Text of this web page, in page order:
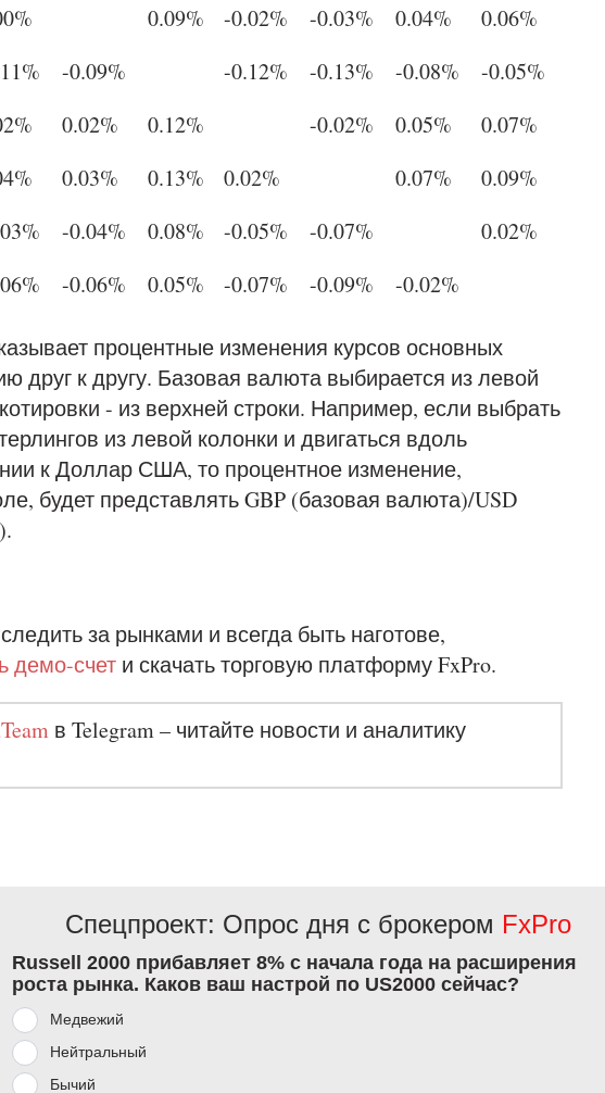
0.09% -0.02% -0.03% 0.04% 0.06%
-0.09% -0.12% -0.13% -0.08% -0.05%
0.02% 0.12% -0.02% 0.05% 0.07%
0.03% 0.13% 0.02% 0.07% 0.09%
-0.04% 0.08% -0.05% -0.07% 0.02%
-0.06% 0.05% -0.07% -0.09% -0.02%
процентные изменения курсов основных
друг к другу. Базовая валюта выбирается из левой
- из верхней строки. Например, если выбрать
из левой колонки и двигаться вдоль
к Доллар США, то процентное изменение,
будет представлять GBP (базовая валюта)/USD
за рынками и всегда быть наготове,
демо-счет и скачать торговую платформу FxPro.
в Telegram – читайте новости и аналитику
Спецпроект: Опрос дня с брокером FxPro
Russell 2000 прибавляет 8% с начала года на расширения
роста рынка. Каков ваш настрой по US2000 сейчас?
Медвежий
Нейтральный
Бычий